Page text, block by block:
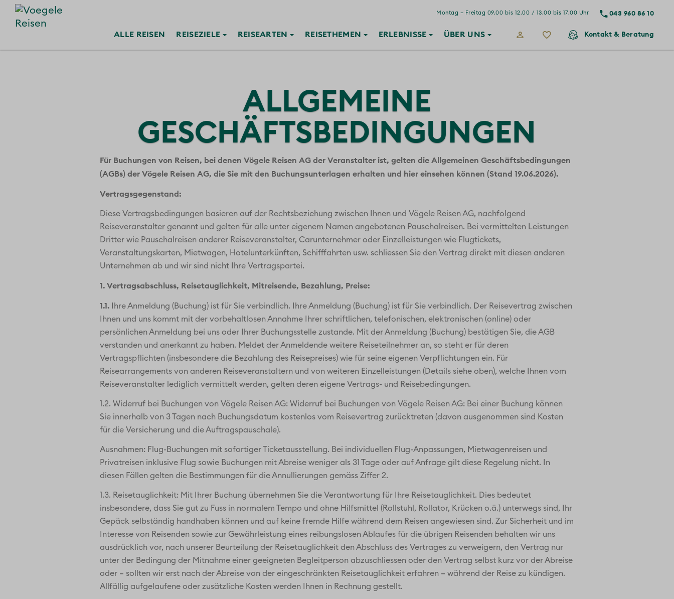
043 960 86 10
Montag – Freitag 09.00 bis 12.00 / 13.00 bis 17.00 Uhr
ALLE REISEN REISEZIELE REISEARTEN REISETHEMEN ERLEBNISSE ÜBER UNS Kontakt & Beratung
ALLGEMEINE
GESCHÄFTSBEDINGUNGEN
Für Buchungen von Reisen, bei denen Vögele Reisen AG der Veranstalter ist, gelten die Allgemeinen Geschäftsbedingungen
(AGBs) der Vögele Reisen AG, die Sie mit den Buchungsunterlagen erhalten und hier einsehen können (Stand 19.06.2026).
Vertragsgegenstand:
Diese Vertragsbedingungen basieren auf der Rechtsbeziehung zwischen Ihnen und Vögele Reisen AG, nachfolgend
Reiseveranstalter genannt und gelten für alle unter eigenem Namen angebotenen Pauschalreisen. Bei vermittelten Leistungen
Dritter wie Pauschalreisen anderer Reiseveranstalter, Carunternehmer oder Einzelleistungen wie Flugtickets,
Veranstaltungskarten, Mietwagen, Hotelunterkünften, Schifffahrten usw. schliessen Sie den Vertrag direkt mit diesen anderen
Unternehmen ab und wir sind nicht Ihre Vertragspartei.
1. Vertragsabschluss, Reisetauglichkeit, Mitreisende, Bezahlung, Preise:
1.1.Ihre Anmeldung (Buchung) ist für Sie verbindlich. Ihre Anmeldung (Buchung) ist für Sie verbindlich. Der Reisevertrag zwischen
Ihnen und uns kommt mit der vorbehaltlosen Annahme Ihrer schriftlichen, telefonischen, elektronischen (online) oder
persönlichen Anmeldung bei uns oder Ihrer Buchungsstelle zustande. Mit der Anmeldung (Buchung) bestätigen Sie, die AGB
verstanden und anerkannt zu haben. Meldet der Anmeldende weitere Reiseteilnehmer an, so steht er für deren
Vertragspflichten (insbesondere die Bezahlung des Reisepreises) wie für seine eigenen Verpflichtungen ein. Für
Reisearrangements von anderen Reiseveranstaltern und von weiteren Einzelleistungen (Details siehe oben), welche Ihnen vom
Reiseveranstalter lediglich vermittelt werden, gelten deren eigene Vertrags- und Reisebedingungen.
1.2. Widerruf bei Buchungen von Vögele Reisen AG: Widerruf bei Buchungen von Vögele Reisen AG: Bei einer Buchung können
Sie innerhalb von 3 Tagen nach Buchungsdatum kostenlos vom Reisevertrag zurücktreten (davon ausgenommen sind Kosten
für die Versicherung und die Auftragspauschale).
Ausnahmen: Flug-Buchungen mit sofortiger Ticketausstellung. Bei individuellen Flug-Anpassungen, Mietwagenreisen und
Privatreisen inklusive Flug sowie Buchungen mit Abreise weniger als 31 Tage oder auf Anfrage gilt diese Regelung nicht. In
diesen Fällen gelten die Bestimmungen für die Annullierungen gemäss Ziffer 2.
1.3. Reisetauglichkeit: Mit Ihrer Buchung übernehmen Sie die Verantwortung für Ihre Reisetauglichkeit. Dies bedeutet
insbesondere, dass Sie gut zu Fuss in normalem Tempo und ohne Hilfsmittel (Rollstuhl, Rollator, Krücken o.ä.) unterwegs sind, Ihr
Gepäck selbständig handhaben können und auf keine fremde Hilfe während dem Reisen angewiesen sind. Zur Sicherheit und im
Interesse von Reisenden sowie zur Gewährleistung eines reibungslosen Ablaufes für die übrigen Reisenden behalten wir uns
ausdrücklich vor, nach unserer Beurteilung der Reisetauglichkeit den Abschluss des Vertrages zu verweigern, den Vertrag nur
unter der Bedingung der Mitnahme einer geeigneten Begleitperson abzuschliessen oder den Vertrag selbst kurz vor der Abreise
oder – sollten wir erst nach der Abreise von der eingeschränkten Reisetauglichkeit erfahren – während der Reise zu kündigen.
Allfällig aufgelaufene oder zusätzliche Kosten werden Ihnen in Rechnung gestellt.